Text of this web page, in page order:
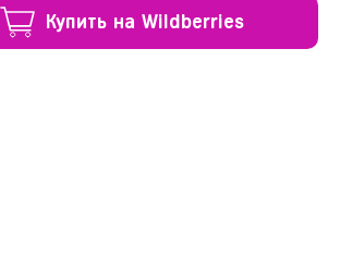
Купить на Wildberries